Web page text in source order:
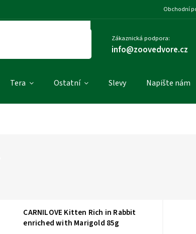
Obchodní
Zákaznická podpora:
info@zoovedvore.cz
Tera Ostatní Slevy Napište nám
CARNILOVE Kitten Rich in Rabbit
enriched with Marigold 85g